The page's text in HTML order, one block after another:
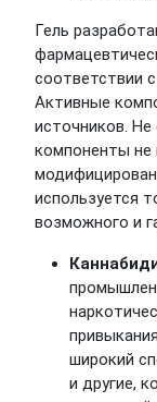
Гель
соответствии
Активные
источников.
компоненты не
используется
возможного и
широкий
и другие,